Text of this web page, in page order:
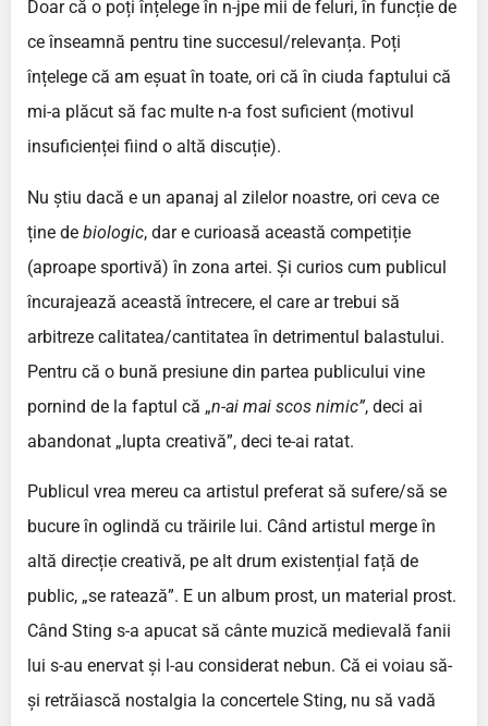
Doar că o poți înțelege în n-jpe mii de feluri, în funcție de
ce înseamnă pentru tine succesul/relevanța. Poți
înțelege că am eșuat în toate, ori că în ciuda faptului că
mi-a plăcut să fac multe n-a fost suficient (motivul
insuficienței fiind o altă discuție).
Nu știu dacă e un apanaj al zilelor noastre, ori ceva ce
ține de biologic, dar e curioasă această competiție
(aproape sportivă) în zona artei. Și curios cum publicul
încurajează această întrecere, el care ar trebui să
arbitreze calitatea/cantitatea în detrimentul balastului.
Pentru că o bună presiune din partea publicului vine
pornind de la faptul că „n-ai mai scos nimic”, deci ai
abandonat „lupta creativă”, deci te-ai ratat.
Publicul vrea mereu ca artistul preferat să sufere/să se
bucure în oglindă cu trăirile lui. Când artistul merge în
altă direcție creativă, pe alt drum existențial față de
public, „se ratează”. E un album prost, un material prost.
Când Sting s-a apucat să cânte muzică medievală fanii
lui s-au enervat și l-au considerat nebun. Că ei voiau să-
și retrăiască nostalgia la concertele Sting, nu să vadă